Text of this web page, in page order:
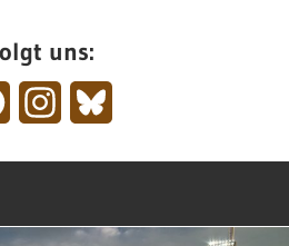
uns:
FacebookInstagram